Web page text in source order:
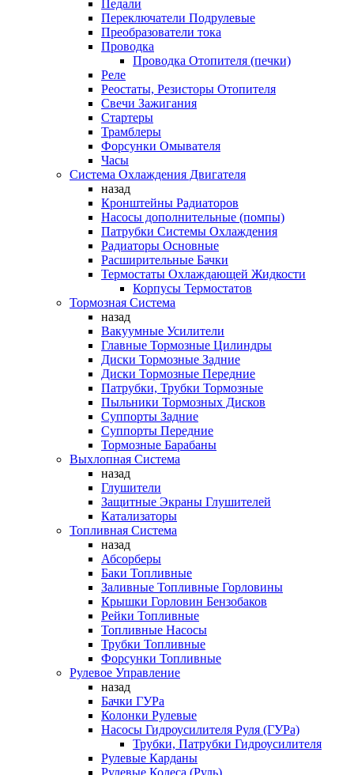
Педали
Переключатели Подрулевые
Преобразователи тока
Проводка
Проводка Отопителя (печки)
Реле
Реостаты, Резисторы Отопителя
Свечи Зажигания
Стартеры
Трамблеры
Форсунки Омывателя
Часы
Система Охлаждения Двигателя
назад
Кронштейны Радиаторов
Насосы дополнительные (помпы)
Патрубки Системы Охлаждения
Радиаторы Основные
Расширительные Бачки
Термостаты Охлаждающей Жидкости
Корпусы Термостатов
Тормозная Система
назад
Вакуумные Усилители
Главные Тормозные Цилиндры
Диски Тормозные Задние
Диски Тормозные Передние
Патрубки, Трубки Тормозные
Пыльники Тормозных Дисков
Суппорты Задние
Суппорты Передние
Тормозные Барабаны
Выхлопная Система
назад
Глушители
Защитные Экраны Глушителей
Катализаторы
Топливная Система
назад
Абсорберы
Баки Топливные
Заливные Топливные Горловины
Крышки Горловин Бензобаков
Рейки Топливные
Топливные Насосы
Трубки Топливные
Форсунки Топливные
Рулевое Управление
назад
Бачки ГУРа
Колонки Рулевые
Насосы Гидроусилителя Руля (ГУРа)
Трубки, Патрубки Гидроусилителя
Рулевые Карданы
Рулевые Колеса (Руль)